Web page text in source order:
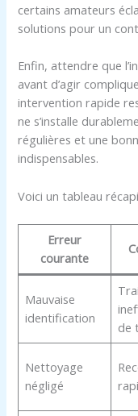
certains amateurs
solutions pour un
Enfin, attendre que
avant d’agir
intervention rapide
ne s’installe
régulières et une
indispensables.
Voici un tableau
Erreur
courante
Mauvaise
identification
de
Nettoyage
négligé